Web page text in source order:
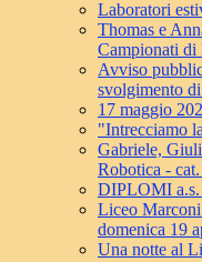
Laboratori
Thomas e
Campionati di
Avviso
svolgimento
17 maggio
"Intrecciamo
Gabriele,
Robotica -
DIPLOMI a.s.
Liceo
domenica 19
Una notte al